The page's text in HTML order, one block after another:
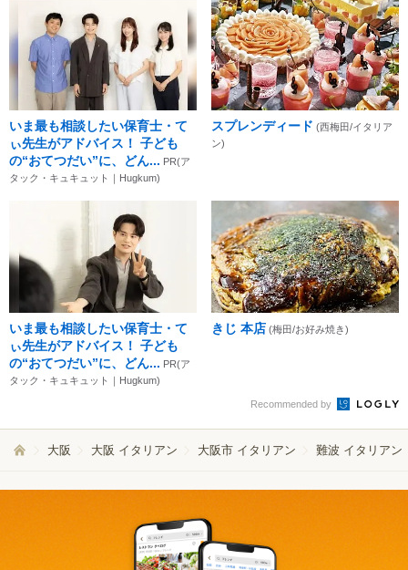
いま最も相談したい保育士・て
ぃ先生がアドバイス！ 子ども
の“おてつだい”に、どん... PR(ア
タック・キュキュット｜Hugkum)
スプレンディード (西梅田/イタリア
ン)
いま最も相談したい保育士・て
ぃ先生がアドバイス！ 子ども
の“おてつだい”に、どん... PR(ア
タック・キュキュット｜Hugkum)
きじ 本店 (梅田/お好み焼き)
Recommended by
大阪 大阪 イタリアン 大阪市 イタリアン 難波 イタリアン